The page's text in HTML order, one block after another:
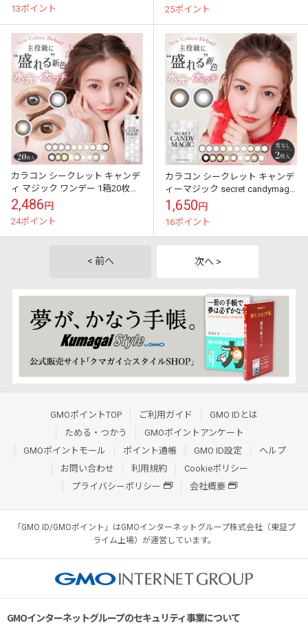
13ポイント 25ポイント
カラコン シークレット キャンデ
ィ マジック ワンデー 1箱20枚
secret candymagic 1day 1日使い
捨て D...
2,486円
24ポイント
カラコン シークレット キャンデ
ィーマジック secret candymagic
1month 度なし 2枚入り ワンマン
ス マン...
1,650円
16ポイント
< 前へ 次へ >
GMOポイントTOP ご利用ガイド
GMO IDとは
ためる・つかう
GMOポイントアンケート
GMOポイントモール
ポイント通帳 GMO ID設定
ヘルプ
お問い合わせ
利用規約
Cookieポリシー
プライバシーポリシー
会社概要
「GMO ID/GMOポイント」はGMOインターネットグループ株式会社（東証プ
ライム上場）が運営しています。
GMOインターネットグループのセキュリティ事業について